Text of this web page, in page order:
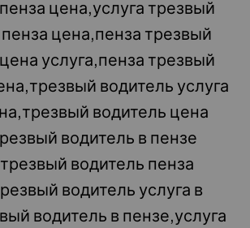
цена,услуга трезвый
цена,пенза трезвый
услуга,пенза трезвый
водитель услуга
водитель цена
водитель в пензе
водитель пенза
водитель услуга в
водитель в пензе,услуга